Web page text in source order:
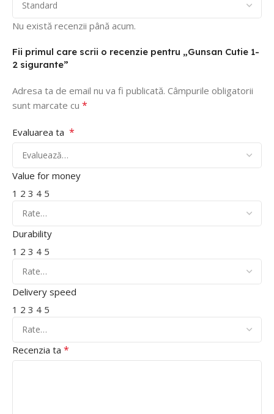
Nu există recenzii până acum.
Fii primul care scrii o recenzie pentru „Gunsan Cutie 1-
2 sigurante”
Adresa ta de email nu va fi publicată. Câmpurile obligatorii
sunt marcate cu *
Evaluarea ta *
Value for money
1 2 3 4 5
Durability
1 2 3 4 5
Delivery speed
1 2 3 4 5
Recenzia ta *